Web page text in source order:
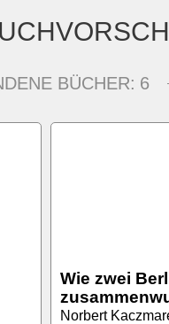
BÜCHER: 6
Wie zwei
Norbert